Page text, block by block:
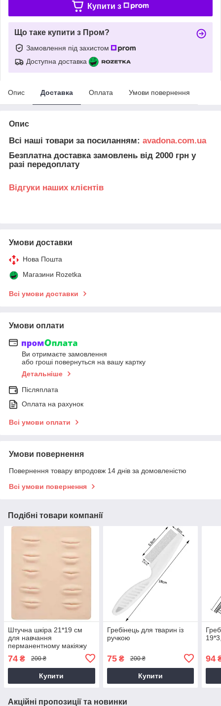
Купити з
Що таке купити з Пром?
Замовлення під захистом
Доступна доставка
Опис Доставка Оплата Умови повернення
Опис
Всі наші товари за посиланням: avadona.com.ua
Безплатна доставка замовлень від 2000 грн у
разі передоплату
Відгуки наших клієнтів
Умови доставки
Нова Пошта
Магазини Rozetka
Всі умови доставки
Умови оплати
Ви отримаєте замовлення
або гроші повернуться на вашу картку
Детальніше
Післяплата
Оплата на рахунок
Всі умови оплати
Умови повернення
Повернення товару впродовж 14 днів за домовленістю
Всі умови повернення
Подібні товари компанії
Штучна шкіра 21*19 см
для навчання
перманентному макіяжу
тату тажа губ, силіконовий
килимок
74 ₴ 200 ₴
Купити
Гребінець для тварин із
ручкою
75₴ 200 ₴
Купити
94
Акційні пропозиції та новинки